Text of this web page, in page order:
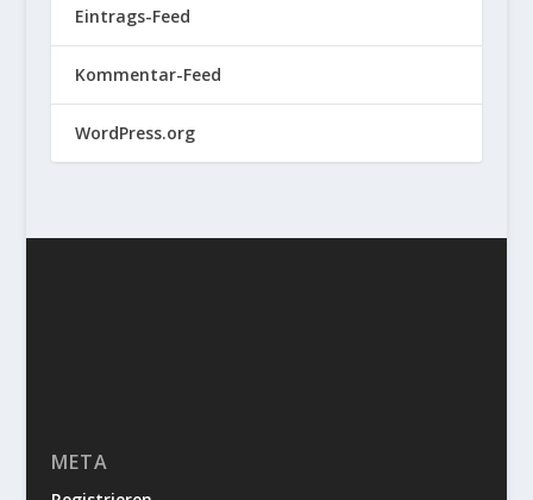
Eintrags-Feed
Kommentar-Feed
WordPress.org
META